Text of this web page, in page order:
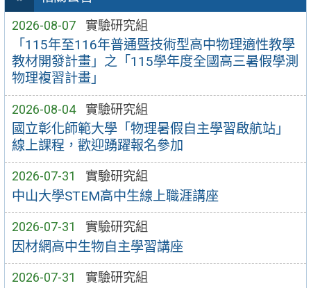
2026-08-07 實驗研究組
「115年至116年普通暨技術型高中物理適性教學
教材開發計畫」之「115學年度全國高三暑假學測
物理複習計畫」
2026-08-04 實驗研究組
國立彰化師範大學「物理暑假自主學習啟航站」
線上課程，歡迎踴躍報名參加
2026-07-31 實驗研究組
中山大學STEM高中生線上職涯講座
2026-07-31 實驗研究組
因材網高中生物自主學習講座
2026-07-31 實驗研究組